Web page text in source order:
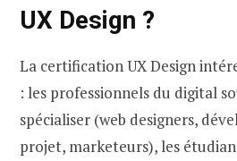
UX Design ?
La certification UX Design
: les professionnels du digital
spécialiser (web designers,
projet, marketeurs), les